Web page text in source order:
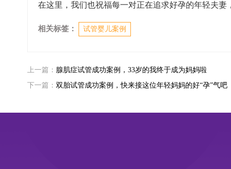
在这里，我们也祝福每一对正在追求好孕的年轻夫
相关标签： 试管婴儿案例
上一篇： 腺肌症试管成功案例，33岁的我终于成为妈妈啦
下一篇： 双胎试管成功案例，快来接这位年轻妈妈的好“孕”气吧